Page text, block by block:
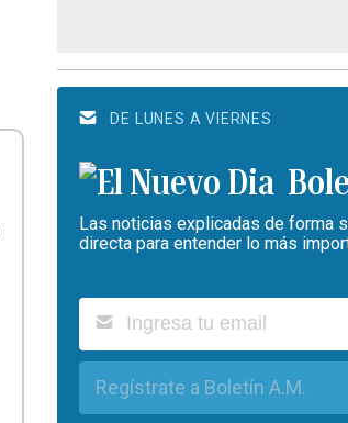
DE LUNES A VIERNES
Las noticias explicadas de forma
directa para entender lo más
Regístrate a Boletín A.M.